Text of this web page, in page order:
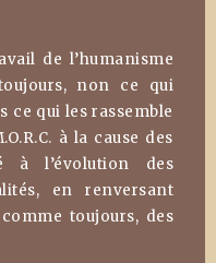
de l’humanisme
non ce qui
ce qui les rassemble
à la cause des
à l’évolution des
en renversant
toujours, des